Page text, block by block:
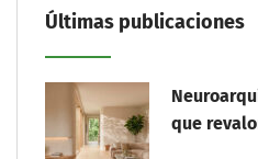
Últimas publicaciones
que